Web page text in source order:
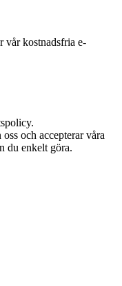
vår kostnadsfria e-
och accepterar våra
du enkelt göra.